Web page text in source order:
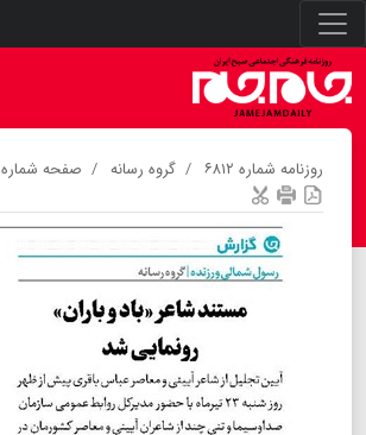
روزنامه شماره ۶۸۱۲ گروه رسانه صفحه شماره ۸